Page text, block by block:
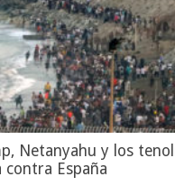
Netanyahu y los
contra España